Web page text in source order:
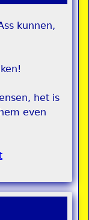
kunnen,
het is
even